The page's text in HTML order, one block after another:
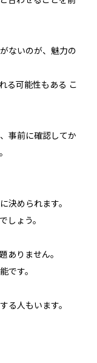
ないのが、魅力の
る可能性もある こ
事前に確認してか
決められます。
しょう。
ありません。
です。
る人もいます。